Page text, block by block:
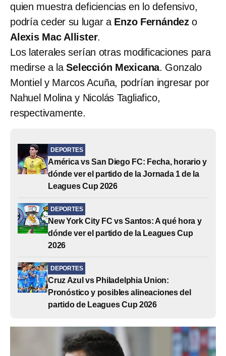
quien muestra deficiencias en lo defensivo,
podría ceder su lugar a Enzo Fernándezo
Alexis Mac Allister.
Los laterales serían otras modificaciones para
medirse a laSelección Mexicana. Gonzalo
Montiel y Marcos Acuña, podrían ingresar por
Nahuel Molina y Nicolás Tagliafico,
respectivamente.
DEPORTES
América vs San Diego FC: Fecha, horario y
dónde ver el partido de la Jornada 1 de la
Leagues Cup 2026
DEPORTES
New York City FC vs Santos: A qué hora y
dónde ver el partido de la Leagues Cup
2026
DEPORTES
Cruz Azul vs Philadelphia Union:
Pronóstico y posibles alineaciones del
partido de Leagues Cup 2026